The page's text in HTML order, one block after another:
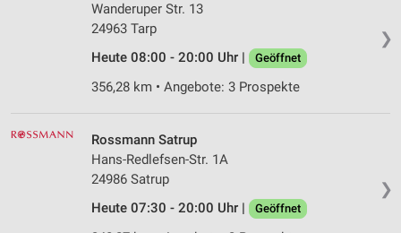
❯
Wanderuper Str. 13
24963 Tarp
Heute 08:00 - 20:00 Uhr |
Geöffnet
356,28 km • Angebote: 3 Prospekte
❯
Rossmann Satrup
Hans-Redlefsen-Str. 1A
24986 Satrup
Heute 07:30 - 20:00 Uhr |
Geöffnet
Speichern von oder Zugriff auf Informationen
auf einem Endgerät
Verwendung reduzierter Daten zur Auswahl von
Werbeanzeigen
Werbung
Verwendung von Profilen zur Auswahl
personalisierter Werbung
Erstellung von Profilen zur Personalisierung